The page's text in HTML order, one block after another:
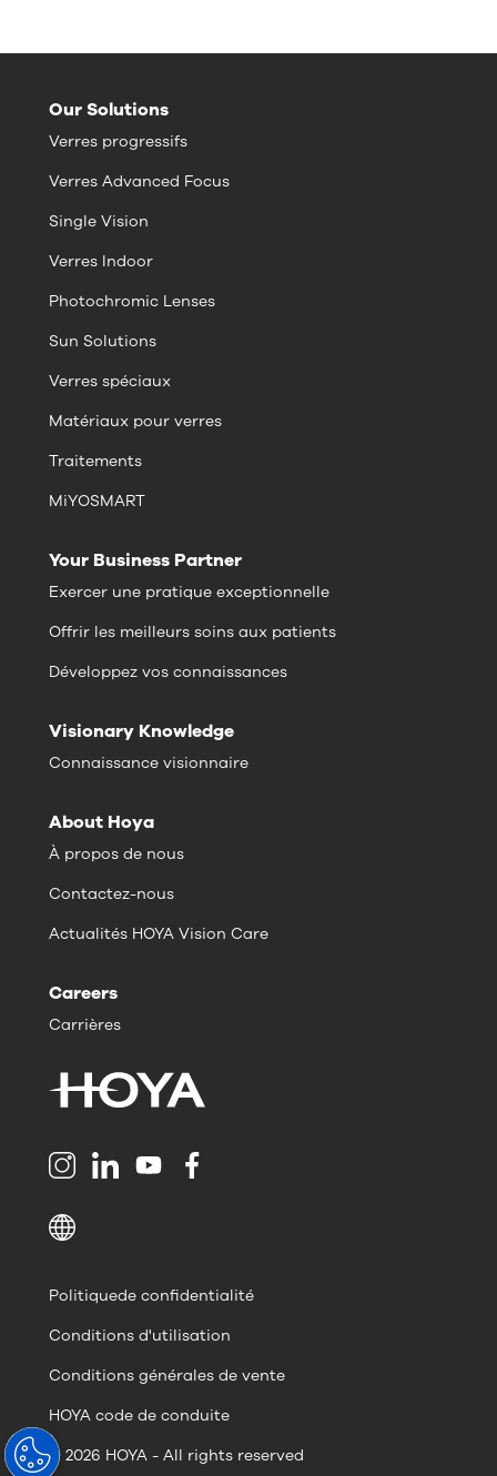
Our Solutions
Verres progressifs
Verres Advanced Focus
Single Vision
Verres Indoor
Photochromic Lenses
Sun Solutions
Verres spéciaux
Matériaux pour verres
Traitements
MiYOSMART
Your Business Partner
Exercer une pratique exceptionnelle
Offrir les meilleurs soins aux patients
Développez vos connaissances
Visionary Knowledge
Connaissance visionnaire
About Hoya
À propos de nous
Contactez-nous
Actualités HOYA Vision Care
Careers
Carrières
© 2026 HOYA - All rights reserved
Politiquede confidentialité
Conditions d'utilisation
Conditions générales de vente
HOYA code de conduite